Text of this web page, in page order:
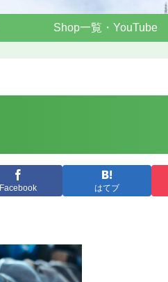
Shop一覧・YouTube
Facebook はてブ